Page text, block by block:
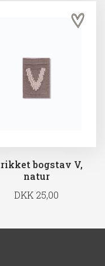
bogstav V,
natur
DKK 25,00